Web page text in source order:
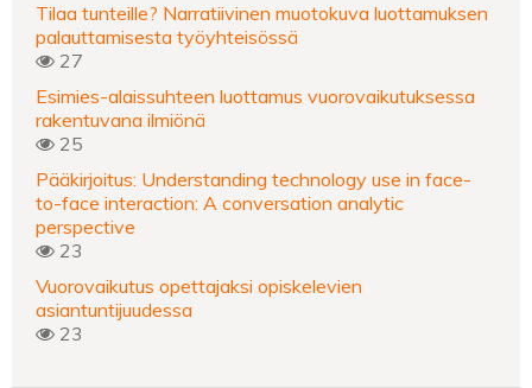
Tilaa tunteille? Narratiivinen muotokuva luottamuksen
palauttamisesta työyhteisössä
27
Esimies-alaissuhteen luottamus vuorovaikutuksessa
rakentuvana ilmiönä
25
Pääkirjoitus: Understanding technology use in face-
to-face interaction: A conversation analytic
perspective
23
Vuorovaikutus opettajaksi opiskelevien
asiantuntijuudessa
23